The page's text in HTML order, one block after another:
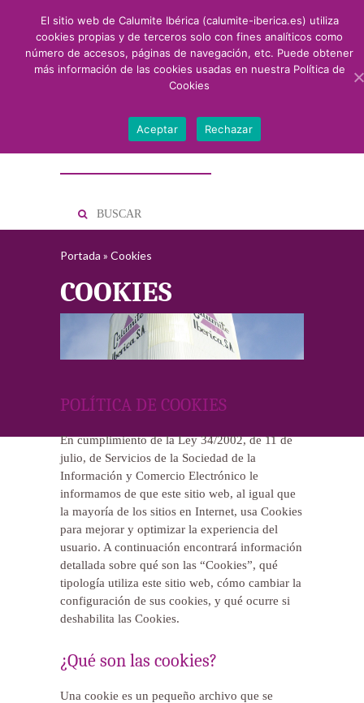
Portada » Cookies
COOKIES
POLÍTICA DE COOKIES
En cumplimiento de la Ley 34/2002, de 11 de
julio, de Servicios de la Sociedad de la
Información y Comercio Electrónico le
informamos de que este sitio web, al igual que
la mayoría de los sitios en Internet, usa Cookies
para mejorar y optimizar la experiencia del
usuario. A continuación encontrará información
detallada sobre qué son las “Cookies”, qué
tipología utiliza este sitio web, cómo cambiar la
configuración de sus cookies, y qué ocurre si
deshabilita las Cookies.
¿Qué son las cookies?
Una cookie es un pequeño archivo que se
El sitio web de Calumite Ibérica (calumite-iberica.es) utiliza
cookies propias y de terceros solo con fines analíticos como
número de accesos, páginas de navegación, etc. Puede obtener
más información de las cookies usadas en nuestra Política de
Cookies
Aceptar Rechazar